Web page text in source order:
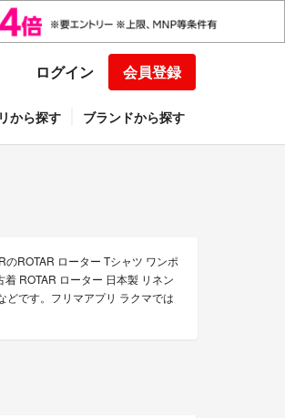
ログイン 会員登録
から探す ブランドから探す
ROTAR ローター Tシャツ ワンポ
ROTAR ローター 日本製 リネン
どです。フリマアプリ ラクマでは